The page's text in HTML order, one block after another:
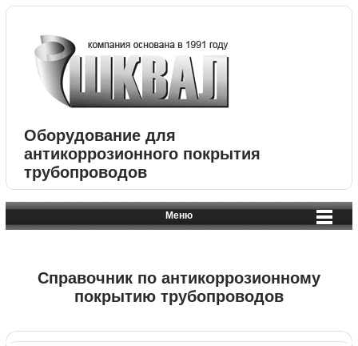
Оборудование для
антикоррозионного покрытия
трубопроводов
Меню
Справочник по антикоррозионному
покрытию трубопроводов